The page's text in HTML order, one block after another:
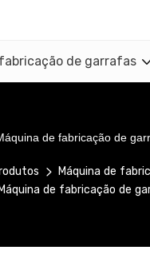
de garrafas
de fabricação de
Máquina de
Máquina de fabricação de